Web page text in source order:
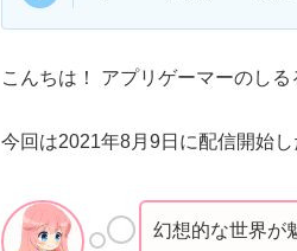
こんちは！ アプリゲーマーのしる
今回は2021年8月9日に配信開始し
幻想的な世界が